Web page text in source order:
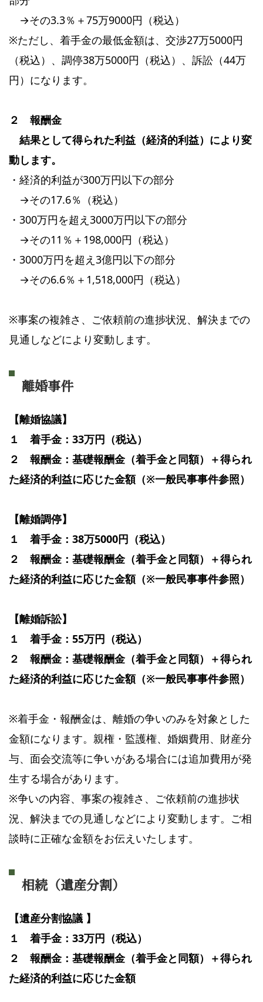
→その3.3％＋75万9000円（税込）
※ただし、着手金の最低金額は、交渉27万5000円
（税込）、調停38万5000円（税込）、訴訟（44万
円）になります。
２ 報酬金
結果として得られた利益（経済的利益）により変
動します。
・経済的利益が300万円以下の部分
→その17.6％（税込）
・300万円を超え3000万円以下の部分
→その11％＋198,000円（税込）
・3000万円を超え3億円以下の部分
→その6.6％＋1,518,000円（税込）
※事案の複雑さ、ご依頼前の進捗状況、解決までの
見通しなどにより変動します。
離婚事件
【離婚協議】
１ 着手金：33万円（税込）
２ 報酬金：基礎報酬金（着手金と同額）＋得られ
た経済的利益に応じた金額（※一般民事事件参照）
【離婚調停】
１ 着手金：38万5000円（税込）
２ 報酬金：基礎報酬金（着手金と同額）＋得られ
た経済的利益に応じた金額（※一般民事事件参照）
【離婚訴訟】
１ 着手金：55万円（税込）
２ 報酬金：基礎報酬金（着手金と同額）＋得られ
た経済的利益に応じた金額（※一般民事事件参照）
※着手金・報酬金は、離婚の争いのみを対象とした
金額になります。親権・監護権、婚姻費用、財産分
与、面会交流等に争いがある場合には追加費用が発
生する場合があります。
※争いの内容、事案の複雑さ、ご依頼前の進捗状
況、解決までの見通しなどにより変動します。ご相
談時に正確な金額をお伝えいたします。
相続（遺産分割）
【遺産分割協議 】
１ 着手金：33万円（税込）
２ 報酬金：基礎報酬金（着手金と同額）＋得られ
た経済的利益に応じた金額